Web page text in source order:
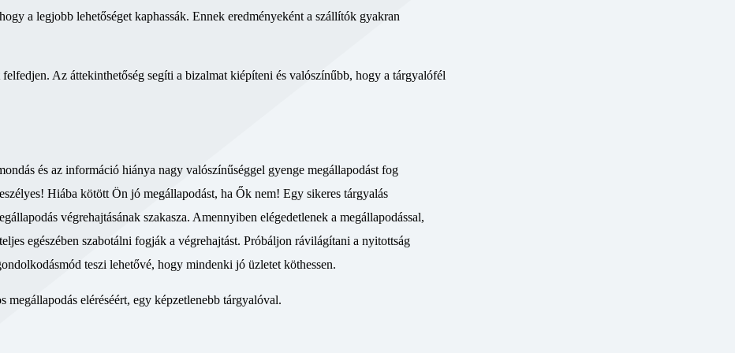
a legjobb lehetőséget kaphassák. Ennek eredményeként a szállítók gyakran
Az áttekinthetőség segíti a bizalmat kiépíteni és valószínűbb, hogy a tárgyalófél
és az információ hiánya nagy valószínűséggel gyenge megállapodást fog
Hiába kötött Ön jó megállapodást, ha Ők nem! Egy sikeres tárgyalás
végrehajtásának szakasza. Amennyiben elégedetlenek a megállapodással,
egészében szabotálni fogják a végrehajtást. Próbáljon rávilágítani a nyitottság
teszi lehetővé, hogy mindenki jó üzletet köthessen.
eléréséért, egy képzetlenebb tárgyalóval.